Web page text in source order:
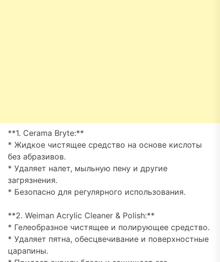
**1. Cerama Bryte:**
* Жидкое чистящее средство на основе кислоты
без абразивов.
* Удаляет налет, мыльную пену и другие
загрязнения.
* Безопасно для регулярного использования.
**2. Weiman Acrylic Cleaner & Polish:**
* Гелеобразное чистящее и полирующее средство.
* Удаляет пятна, обесцвечивание и поверхностные
царапины.